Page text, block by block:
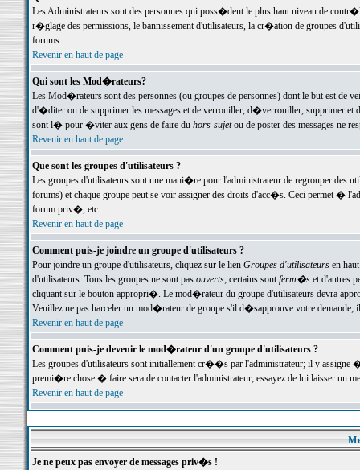
Les Administrateurs sont des personnes qui poss�dent le plus haut niveau de
r�glage des permissions, le bannissement d'utilisateurs, la cr�ation de groupes
forums.
Revenir en haut de page
Qui sont les Mod�rateurs?
Les Mod�rateurs sont des personnes (ou groupes de personnes) dont le but est de
d'�diter ou de supprimer les messages et de verrouiller, d�verrouiller, supprimer
sont l� pour �viter aux gens de faire du hors-sujetou de poster des messages ne
Revenir en haut de page
Que sont les groupes d'utilisateurs ?
Les groupes d'utilisateurs sont une mani�re pour l'administrateur de regrouper des
forums) et chaque groupe peut se voir assigner des droits d'acc�s. Ceci permet
forum priv�, etc.
Revenir en haut de page
Comment puis-je joindre un groupe d'utilisateurs ?
Pour joindre un groupe d'utilisateurs, cliquez sur le lien Groupes d'utilisateursen haut
d'utilisateurs. Tous les groupes ne sont pas ouverts; certains sontferm�set d'autres
cliquant sur le bouton appropri�. Le mod�rateur du groupe d'utilisateurs devra
Veuillez ne pas harceler un mod�rateur de groupe s'il d�sapprouve votre demande;
Revenir en haut de page
Comment puis-je devenir le mod�rateur d'un groupe d'utilisateurs ?
Les groupes d'utilisateurs sont initiallement cr��s par l'administrateur; il y
premi�re chose � faire sera de contacter l'administrateur; essayez de lui laisser un
Revenir en haut de page
Je ne peux pas envoyer de messages priv�s !